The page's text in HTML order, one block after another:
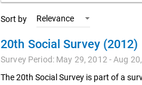
Sort by Relevance
20th Social Survey (2012)
Survey Period: May 29, 2012 - Aug
The 20th Social Survey is part of a